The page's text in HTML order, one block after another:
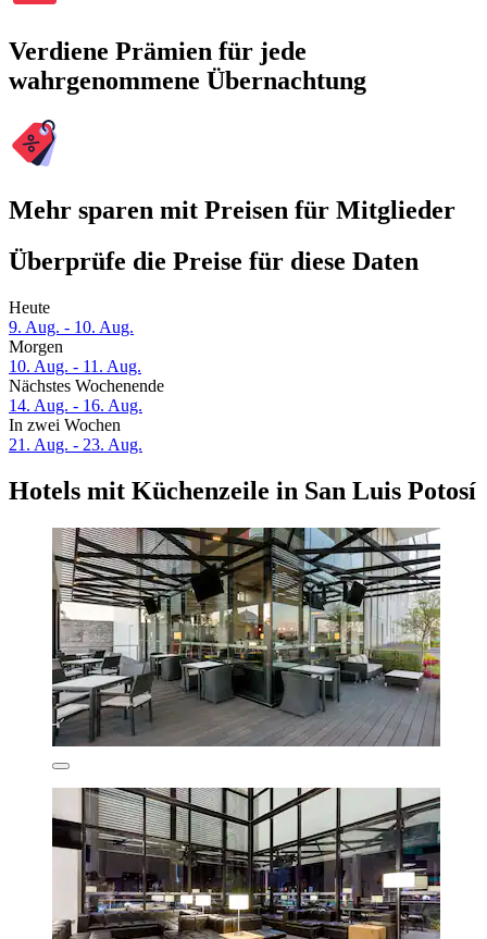
Verdiene Prämien für jede
wahrgenommene Übernachtung
Mehr sparen mit Preisen für Mitglieder
Überprüfe die Preise für diese Daten
Heute
9. Aug. - 10. Aug.
Morgen
10. Aug. - 11. Aug.
Nächstes Wochenende
14. Aug. - 16. Aug.
In zwei Wochen
21. Aug. - 23. Aug.
Hotels mit Küchenzeile in San Luis Potosí